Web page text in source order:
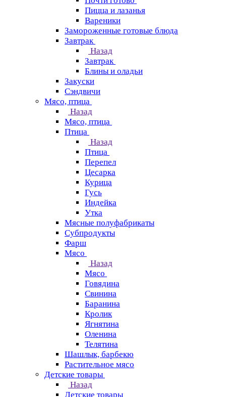
Пицца и лазанья
Вареники
Замороженные готовые блюда
Завтрак
Назад
Завтрак
Блины и оладьи
Закуски
Сэндвичи
Мясо, птица
Назад
Мясо, птица
Птица
Назад
Птица
Перепел
Цесарка
Курица
Гусь
Индейка
Утка
Мясные полуфабрикаты
Субпродукты
Фарш
Мясо
Назад
Мясо
Говядина
Свинина
Баранина
Кролик
Ягнятина
Оленина
Телятина
Шашлык, барбекю
Растительное мясо
Детские товары
Назад
Детские товары